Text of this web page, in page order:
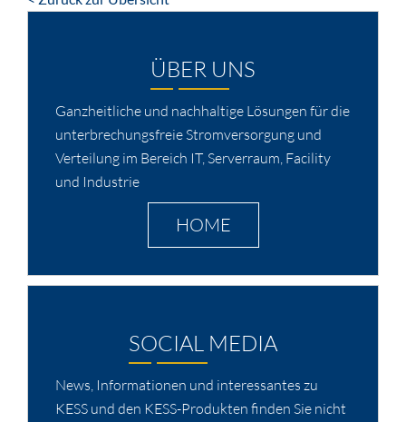
ÜBER UNS
Ganzheitliche und nachhaltige Lösungen für die
unterbrechungsfreie Stromversorgung und
Verteilung im Bereich IT, Serverraum, Facility
und Industrie
HOME
SOCIAL MEDIA
News, Informationen und interessantes zu
KESS und den KESS-Produkten finden Sie nicht